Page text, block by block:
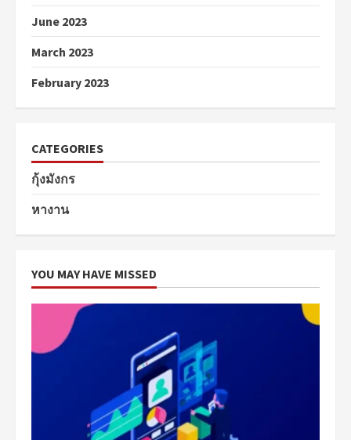
June 2023
March 2023
February 2023
CATEGORIES
กุ้งมังกร
หางาน
YOU MAY HAVE MISSED